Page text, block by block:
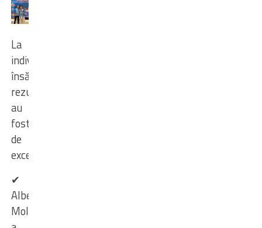
La
individual,
însă,
rezultatele
au
fost
de
excepție:
✔
Albert
Moloceniuc